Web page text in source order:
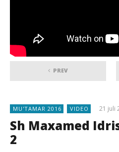
PREV
MU'TAMAR 2016 VIDEO 21 juli
Sh Maxamed
2